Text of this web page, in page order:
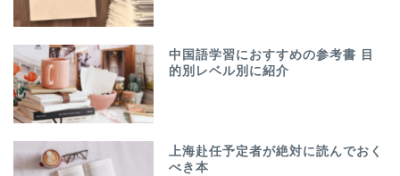
中国語学習におすすめの参考書 目
的別レベル別に紹介
上海赴任予定者が絶対に読んでおく
べき本